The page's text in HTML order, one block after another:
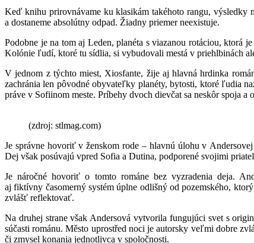
Keď knihu prirovnávame ku klasikám takéhoto rangu,
a dostaneme absolútny odpad. Žiadny priemer neexistuje.
Podobne je na tom aj Leden, planéta s viazanou rotáciou, ktorá
Kolónie ľudí, ktoré tu sídlia, si vybudovali mestá v priehlbinách
V jednom z týchto miest, Xiosfante, žije aj hlavná hrdinka
zachránia len pôvodné obyvateľky planéty, bytosti, ktoré ľudia
práve v Sofiinom meste. Príbehy dvoch dievčat sa neskôr spoja
(zdroj: stlmag.com)
Je správne hovoriť v ženskom rode – hlavnú úlohu v
Dej však posúvajú vpred Sofia a Dutina, podporené svojimi
Je náročné hovoriť o tomto románe bez vyzradenia deja.
aj fiktívny časomerný systém úplne odlišný od pozemského,
zvlášť reflektovať.
Na druhej strane však Andersová vytvorila fungujúci svet s
súčasti románu. Město uprostřed noci je autorsky veľmi dobre
či zmysel konania jednotlivca v spoločnosti.